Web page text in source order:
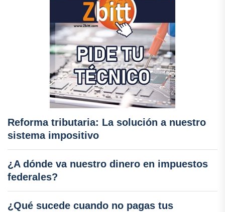
Reforma tributaria: La solución a nuestro
sistema impositivo
¿A dónde va nuestro dinero en impuestos
federales?
¿Qué sucede cuando no pagas tus